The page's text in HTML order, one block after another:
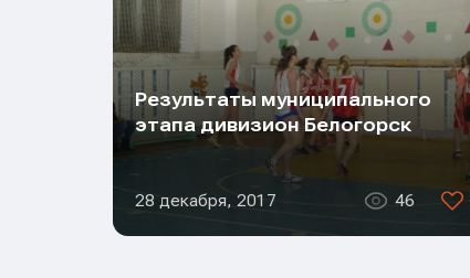
Результаты муниципального
этапа дивизион Белогорск
28 декабря, 2017 46